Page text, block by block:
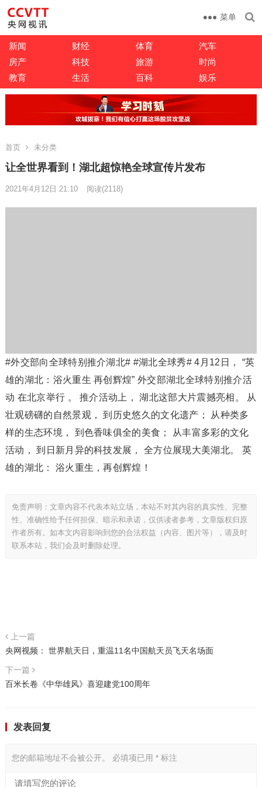
菜单
新闻 财经 体育
汽车
房产
科技 旅游
时尚
教育
生活 百科 娱乐
首页 未分类
让全世界看到！湖北超惊艳全球宣传片发布
2021年4月12日 21:10 阅读(2118)
#外交部向全球特别推介湖北# #湖北全球秀# 4月12日， “英
雄的湖北：浴火重生 再创辉煌” 外交部湖北全球特别推介活
动 在北京举行 。 推介活动上， 湖北这部大片震撼亮相。 从
壮观磅礴的自然景观， 到历史悠久的文化遗产； 从种类多
样的生态环境， 到色香味俱全的美食； 从丰富多彩的文化
活动， 到日新月异的科技发展， 全方位展现大美湖北。 英
雄的湖北： 浴火重生，再创辉煌！
免责声明：文章内容不代表本站立场，本站不对其内容的真实性、完整
性、准确性给予任何担保、暗示和承诺，仅供读者参考，文章版权归原
作者所有。如本文内容影响到您的合法权益（内容、图片等），请及时
联系本站，我们会及时删除处理。
上一篇
央网视频： 世界航天日，重温11名中国航天员飞天名场面
下一篇
百米长卷《中华雄风》喜迎建党100周年
发表回复
您的邮箱地址不会被公开。 必填项已用 *标注